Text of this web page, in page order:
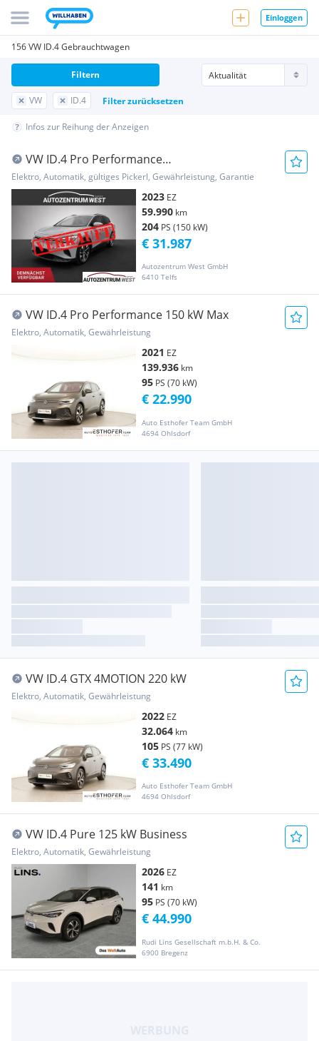
Einloggen
156 VW ID.4 Gebrauchtwagen
VW ID.4 Filter zurücksetzen
Filtern
Infos zur Reihung der Anzeigen
VW ID.4 Pro Performance
82kWh...AHK/LED/NAVI
Elektro, Automatik, gültiges Pickerl, Gewährleistung, Garantie
2023 EZ
59.990 km
204 PS (150 kW)
Autozentrum West GmbH
6410 Telfs
€ 31.987
VW ID.4 Pro Performance 150 kW Max
Elektro, Automatik, Gewährleistung
2021 EZ
139.936 km
95 PS (70 kW)
Auto Esthofer Team GmbH
4694 Ohlsdorf
€ 22.990
VW ID.4 GTX 4MOTION 220 kW
Elektro, Automatik, Gewährleistung
2022 EZ
32.064 km
105 PS (77 kW)
Auto Esthofer Team GmbH
4694 Ohlsdorf
€ 33.490
VW ID.4 Pure 125 kW Business
Elektro, Automatik, Gewährleistung
2026 EZ
141 km
95 PS (70 kW)
Rudi Lins Gesellschaft m.b.H. & Co.
6900 Bregenz
€ 44.990